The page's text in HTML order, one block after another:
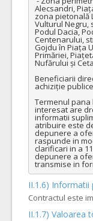
Alecsandri,
zona pietonală
Vulturul Negru,
Podul Dacia,
Centenarului,
Gojdu în Piața
Primăriei,
Nufărului și
Beneficiarii
achiziție
Termenul pana
interesat are
informatii
atribuire este
depunere a
raspunde in
clarificari in a
depunere a
transmise in
II.1.6) Informatii
Contractul este
II.1.7) Valoarea